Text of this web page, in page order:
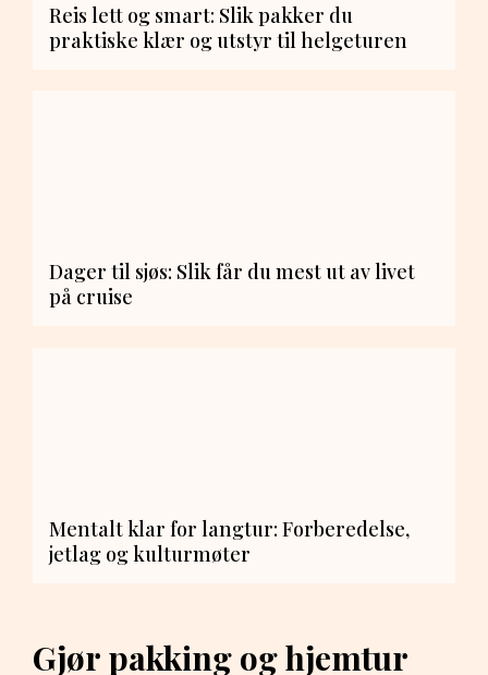
Reis lett og smart: Slik pakker du
praktiske klær og utstyr til helgeturen
Dager til sjøs: Slik får du mest ut av livet
på cruise
Mentalt klar for langtur: Forberedelse,
jetlag og kulturmøter
Gjør pakking og hjemtur